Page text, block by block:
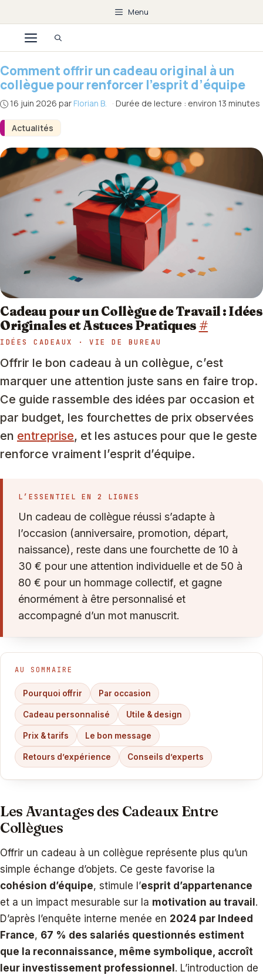
au
contenu
Menu
Menu
Actualités
Comment offrir un cadeau original à un
collègue pour renforcer l’esprit d’équipe
16 juin 2026 par Florian B. · Durée de lecture : environ 13 minutes
Cadeau pour un Collègue de Travail : Idées
Originales et Astuces Pratiques #
IDÉES CADEAUX · VIE DE BUREAU
Offrir le bon cadeau à un collègue, c’est
marquer une attention juste sans en faire trop.
Ce guide rassemble des idées par occasion et
par budget, les fourchettes de prix observées
en entreprise, et les astuces pour que le geste
renforce vraiment l’esprit d’équipe.
L’ESSENTIEL EN 2 LIGNES
Un cadeau de collègue réussi s’adapte à
l’occasion (anniversaire, promotion, départ,
naissance), reste dans une fourchette de 10 à
30 € pour une attention individuelle et de 50 à
80 € pour un hommage collectif, et gagne
énormément à être personnalisé et
accompagné d’un mot manuscrit.
AU SOMMAIRE
Pourquoi offrir Par occasion
Cadeau personnalisé Utile & design
Prix & tarifs Le bon message
Retours d’expérience Conseils d’experts
Les Avantages des Cadeaux Entre
Collègues
Offrir un cadeau à un collègue représente plus qu’un
simple échange d’objets. Ce geste favorise la
cohésion d’équipe, stimule l’esprit d’appartenance
et a un impact mesurable sur la motivation au travail .
D’après l’enquête interne menée en 2024 par Indeed
France, 67 % des salariés questionnés estiment
que la reconnaissance, même symbolique, accroît
leur investissement professionnel . L’introduction de